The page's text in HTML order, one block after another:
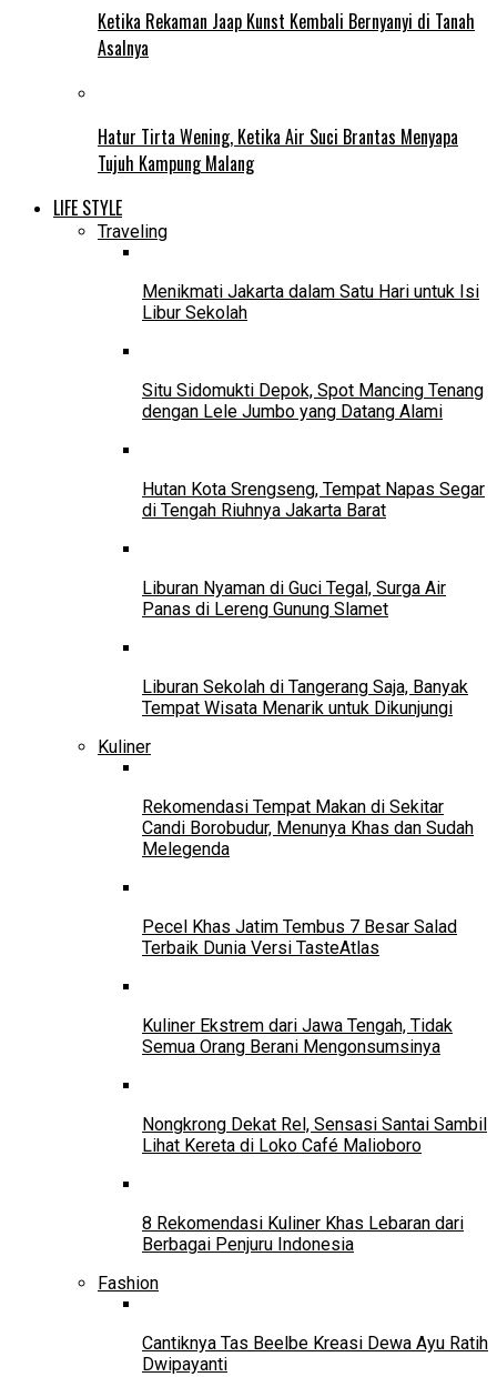
Ketika Rekaman Jaap Kunst Kembali Bernyanyi di Tanah
Asalnya
Hatur Tirta Wening, Ketika Air Suci Brantas Menyapa
Tujuh Kampung Malang
LIFE STYLE
Traveling
Menikmati Jakarta dalam Satu Hari untuk Isi
Libur Sekolah
Situ Sidomukti Depok, Spot Mancing Tenang
dengan Lele Jumbo yang Datang Alami
Hutan Kota Srengseng, Tempat Napas Segar
di Tengah Riuhnya Jakarta Barat
Liburan Nyaman di Guci Tegal, Surga Air
Panas di Lereng Gunung Slamet
Liburan Sekolah di Tangerang Saja, Banyak
Tempat Wisata Menarik untuk Dikunjungi
Kuliner
Rekomendasi Tempat Makan di Sekitar
Candi Borobudur, Menunya Khas dan Sudah
Melegenda
Pecel Khas Jatim Tembus 7 Besar Salad
Terbaik Dunia Versi TasteAtlas
Kuliner Ekstrem dari Jawa Tengah, Tidak
Semua Orang Berani Mengonsumsinya
Nongkrong Dekat Rel, Sensasi Santai Sambil
Lihat Kereta di Loko Café Malioboro
8 Rekomendasi Kuliner Khas Lebaran dari
Berbagai Penjuru Indonesia
Fashion
Cantiknya Tas Beelbe Kreasi Dewa Ayu Ratih
Dwipayanti